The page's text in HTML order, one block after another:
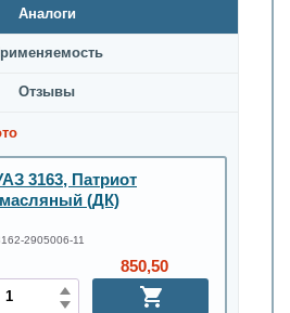
Аналоги
Oтзывы
3163, Патриот
(ДК)
2905006-11
850,50